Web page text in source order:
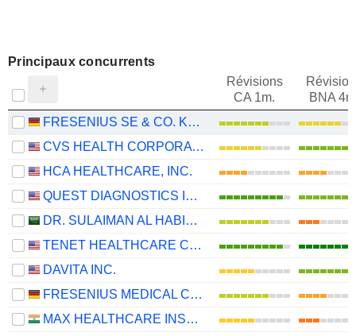
Principaux concurrents
Révisions
CA 1m.
BNA
FRESENIUS SE & CO. KGAA
CVS HEALTH CORPORATION
HCA HEALTHCARE, INC.
QUEST DIAGNOSTICS INCORPORATED
DR. SULAIMAN AL HABIB MEDICAL SERVICES GROUP COMPANY
TENET HEALTHCARE CORPORATION
DAVITA INC.
FRESENIUS MEDICAL CARE AG
MAX HEALTHCARE INSTITUTE LIMITED